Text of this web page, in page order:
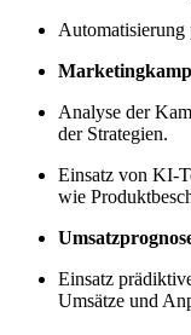
Automatisierung
Analyse der
der Strategien.
Einsatz von KI-
wie
Einsatz
Umsätze und